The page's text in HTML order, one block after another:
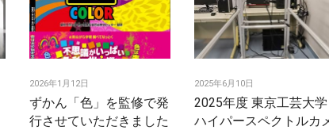
2026年1月12日
ずかん「色」を監修で発
行させていただきました
2025年6月10日
2025年度 東京工芸大学
ハイパースペクトルカ